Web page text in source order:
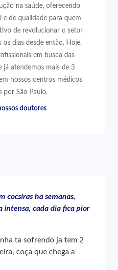
na saúde, oferecendo
e de qualidade para quem
de revolucionar o setor
dias desde então. Hoje,
em busca das
já atendemos mais de 3
nossos centros médicos
por São Paulo.
doutores
cocsiras ha semanas,
intensa, cada dia fica pior
ta sofrendo ja tem 2
coça que chega a